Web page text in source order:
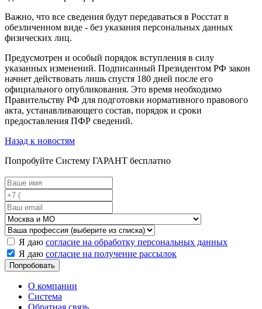
Важно, что все сведения будут передаваться в Росстат в
обезличенном виде - без указания персональных данных
физических лиц.
Предусмотрен и особый порядок вступления в силу
указанных изменений. Подписанный Президентом РФ закон
начнет действовать лишь спустя 180 дней после его
официального опубликования. Это время необходимо
Правительству РФ для подготовки нормативного правового
акта, устанавливающего состав, порядок и сроки
предоставления ПФР сведений.
Назад к новостям
Попробуйте Систему ГАРАНТ бесплатно
Я даю согласие на обработку персональных данных
Я даю согласие на получение рассылок
Попробовать
О компании
Система